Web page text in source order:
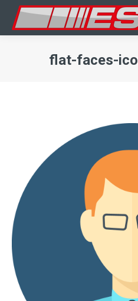
flat-faces-